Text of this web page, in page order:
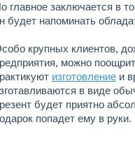
главное заключается в
будет напоминать
крупных клиентов,
можно
изготовление и
в виде
будет приятно
попадет ему в руки.